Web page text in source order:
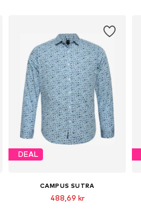
DEAL
CAMPUS SUTRA
488,69 kr